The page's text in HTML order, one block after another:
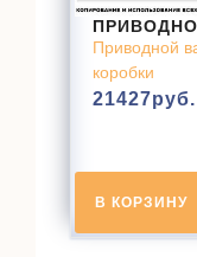
Приводной
коробки
21427руб.
В КОРЗИНУ